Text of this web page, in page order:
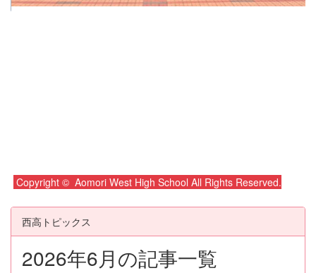
Copyright © Aomori West High School All Rights Reserved.
西高トピックス
2026年6月の記事一覧